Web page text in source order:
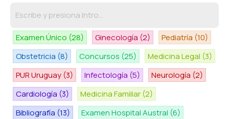
Examen Único (28) Ginecología (2) Pediatría (10)
Obstetricia (8) Concursos (25) Medicina Legal (3)
PUR Uruguay (3) Infectología (5) Neurología (2)
Cardiología (3) Medicina Familiar (2)
Bibliografía (13) Examen Hospital Austral (6)